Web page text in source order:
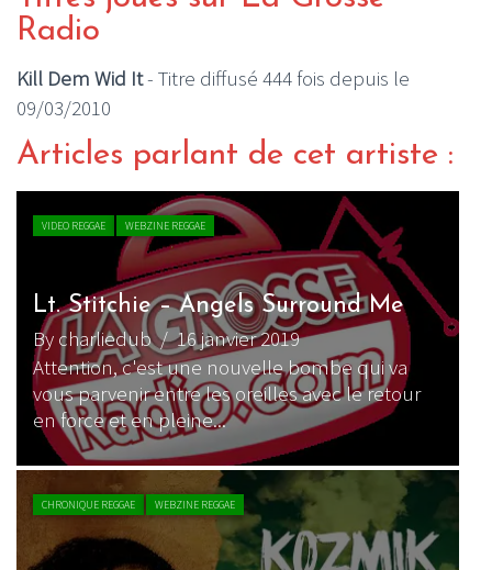
Radio
Kill Dem Wid It- Titre diffusé 444 fois depuis le
09/03/2010
Articles parlant de cet artiste :
VIDEO REGGAE WEBZINE REGGAE
Lt. Stitchie – Angels Surround Me
By charliedub/ 16 janvier 2019
Attention, c'est une nouvelle bombe qui va
vous parvenir entre les oreilles avec le retour
en force et en pleine...
CHRONIQUE REGGAE WEBZINE REGGAE